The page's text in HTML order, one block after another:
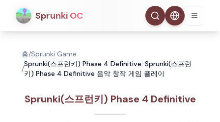
Sprunki OC
홈/Sprunki Game
/
Sprunki(스프런키) Phase 4 Definitive: Sprunki(스프런
키) Phase 4 Definitive 음악 창작 게임 플레이
Sprunki(스프런키) Phase 4 Definitive